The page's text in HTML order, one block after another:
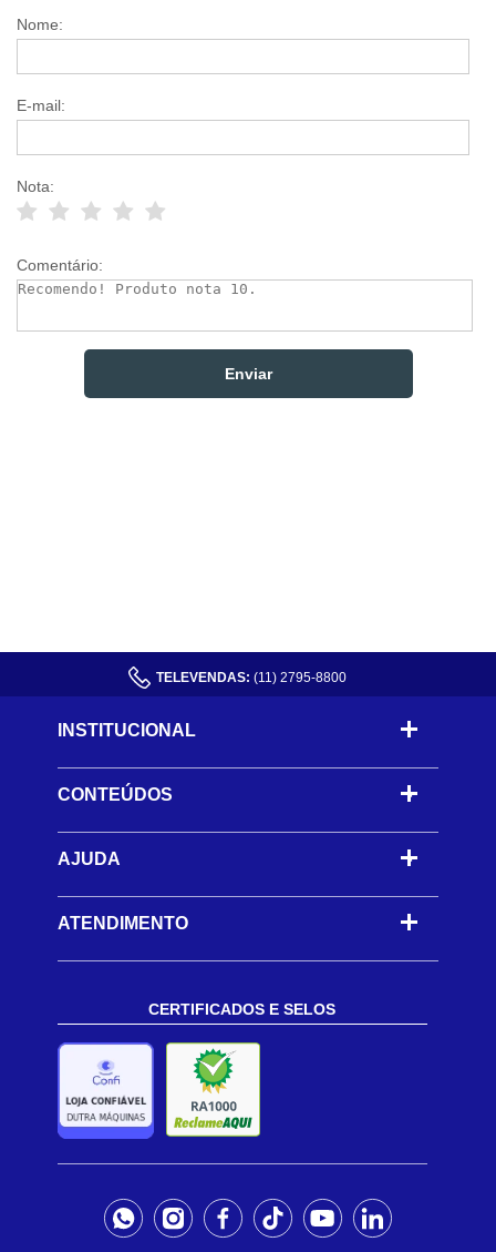
Nome:
E-mail:
Nota:
Comentário:
TELEVENDAS: (11) 2795-8800
INSTITUCIONAL
CONTEÚDOS -
AJUDA -
ATENDIMENTO
CERTIFICADOS E SELOS